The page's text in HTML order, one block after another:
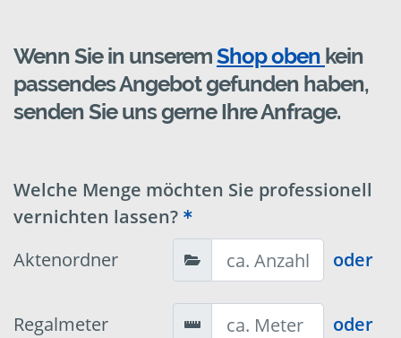
Wenn Sie in unseremShop oben kein
passendes Angebot gefunden haben,
senden Sie uns gerne Ihre Anfrage.
Welche Menge möchten Sie professionell
vernichten lassen?
Aktenordner
oder
Regalmeter oder